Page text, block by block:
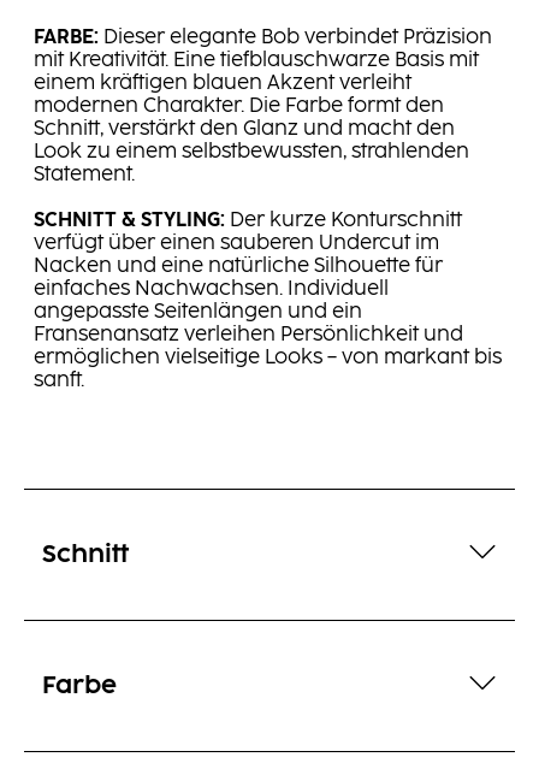
FARBE: Dieser elegante Bob verbindet Präzision
mit Kreativität. Eine tiefblauschwarze Basis mit
einem kräftigen blauen Akzent verleiht
modernen Charakter. Die Farbe formt den
Schnitt, verstärkt den Glanz und macht den
Look zu einem selbstbewussten, strahlenden
Statement.
SCHNITT & STYLING: Der kurze Konturschnitt
verfügt über einen sauberen Undercut im
Nacken und eine natürliche Silhouette für
einfaches Nachwachsen. Individuell
angepasste Seitenlängen und ein
Fransenansatz verleihen Persönlichkeit und
ermöglichen vielseitige Looks – von markant bis
sanft.
Schnitt
Farbe